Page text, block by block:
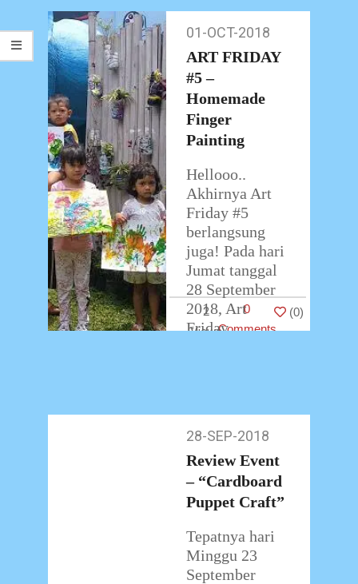
2018
01-OCT-2018
ART FRIDAY
#5 –
Homemade
Finger
Painting
Hellooo..
Akhirnya Art
Friday #5
berlangsung
juga! Pada hari
Jumat tanggal
28 September
2018, Art
Friday
2
0
Comments
(0)
Sep-
28-SEP-2018
Review Event
– “Cardboard
Puppet Craft”
Tepatnya hari
Minggu 23
September